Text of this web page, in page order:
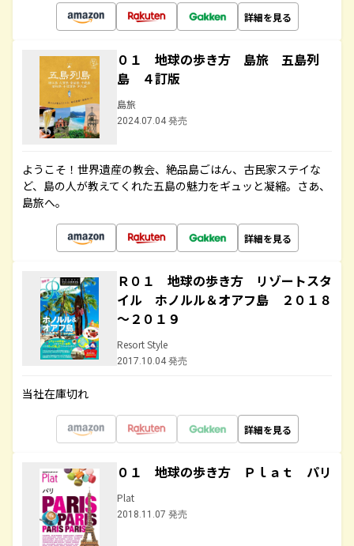
詳細を見る
０１ 地球の歩き方 島旅 五島列
島 ４訂版
島旅
2024.07.04 発売
ようこそ！世界遺産の教会、絶品島ごはん、古民家ステイな
ど、島の人が教えてくれた五島の魅力をギュッと凝縮。さあ、
島旅へ。
詳細を見る
Ｒ０１ 地球の歩き方 リゾートスタ
イル ホノルル＆オアフ島 ２０１８
～２０１９
Resort Style
2017.10.04 発売
当社在庫切れ
詳細を見る
０１ 地球の歩き方 Ｐｌａｔ パリ
Plat
2018.11.07 発売